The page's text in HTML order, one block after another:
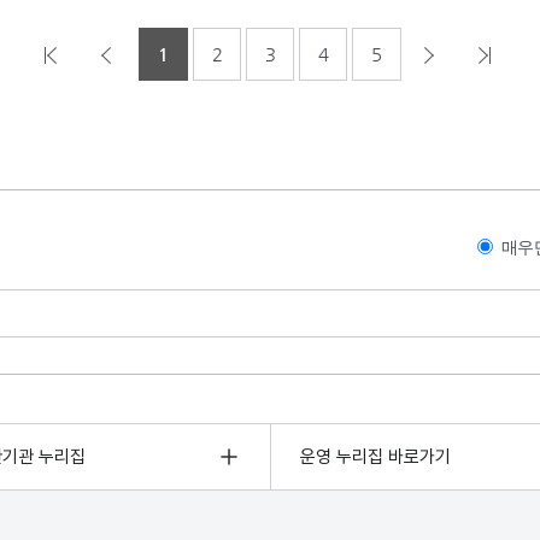
1 2 3 4 5
매우
관 누리집 운영 누리집 바로가기